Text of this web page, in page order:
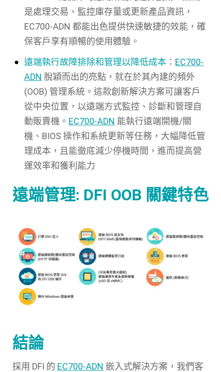
是處理交易、監控庫存量或更新產品資訊，
EC700-ADN 都能出色提供快速敏捷的效能，確
保客戶享有順暢的使用體驗。
遠端執行故障排除和管理以降低成本 ： EC700-
ADN 脫穎而出的亮點，就在於其內建的頻外
(OOB) 管理系統。這款創新解決方案可讓客戶
從中央位置，以遠端方式監控、診斷和管理自
動販賣機。 EC700-ADN 能執行遠端開機/關
機、BIOS 操作和系統更新等任務，大幅降低管
理成本，且能徹底減少停機時間，進而提高營
運效率和獲利能力
遠端管理: DFI OOB 關鍵特色
結論
採用 DFI 的 EC700-ADN 嵌入式解決方案，我們客